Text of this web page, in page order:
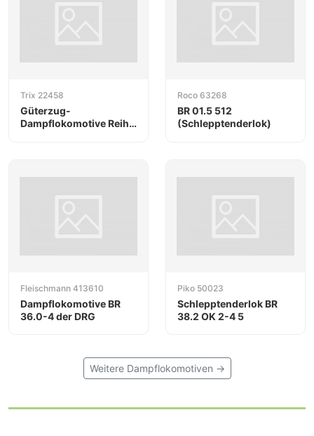
Trix 22458
Güterzug-
Dampflokomotive Reihe
Roco 63268
BR 01.5 512
(Schlepptenderlok)
Fleischmann 413610
Dampflokomotive BR
36.0-4 der DRG
Piko 50023
Schlepptenderlok BR
38.2 OK 2-4 5
Weitere Dampflokomotiven →